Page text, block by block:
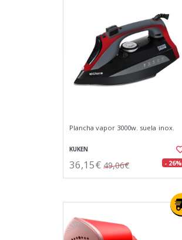
Plancha vapor 3000w. suela inox.
KUKEN
36,15€ 49,06€ - 26%